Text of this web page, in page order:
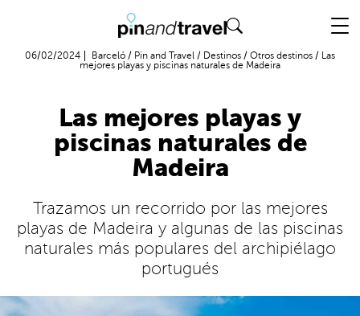
06/02/2024 Barceló / Pin and Travel / Destinos / Otros destinos / Las
mejores playas y piscinas naturales de Madeira
Las mejores playas y
piscinas naturales de
Madeira
Trazamos un recorrido por las mejores
playas de Madeira y algunas de las piscinas
naturales más populares del archipiélago
portugués